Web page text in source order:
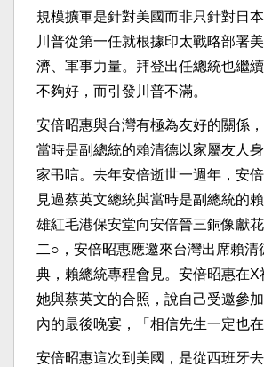
規模擴軍是針對美國而非只針對日
川普從第一任就根據印太戰略部署
濟、軍事力量。拜登出任總統也繼
不夠好，而引發川普不滿。
安倍昭惠與台灣有極為友好的關係，
當時是副總統的賴清德以家屬友人
家弔唁。去年安倍逝世一週年，安倍
見過蔡英文總統與當時是副總統的
雄紅毛港保安堂向安倍晉三銅像獻
二○，安倍昭惠應邀來台灣出席賴清
典，賴總統專程會見。安倍昭惠在X
她與蔡英文的合照，說自己受邀參
內的最後晚宴，「相信先生一定也在
安倍昭惠這次到美國，是從西班牙